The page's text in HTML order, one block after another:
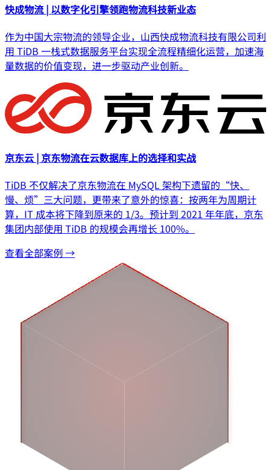
快成物流 | 以数字化引擎领跑物流科技新业态
作为中国大宗物流的领导企业，山西快成物流科技有限公司利
用 TiDB 一栈式数据服务平台实现全流程精细化运营，加速海
量数据的价值变现，进一步驱动产业创新。
京东云 | 京东物流在云数据库上的选择和实战
TiDB 不仅解决了京东物流在 MySQL 架构下遗留的“快、
慢、烦”三大问题，更带来了意外的惊喜：按两年为周期计
算，IT 成本将下降到原来的 1/3。预计到 2021 年年底，京东
集团内部使用 TiDB 的规模会再增长 100%。
查看全部案例 →